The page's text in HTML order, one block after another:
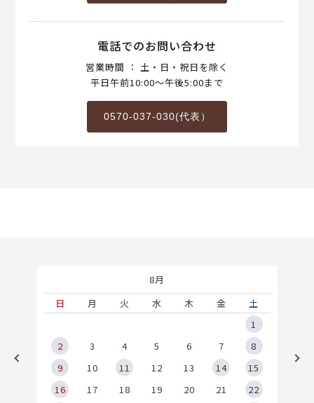
電話でのお問い合わせ
営業時間 ： 土・日・祝日を除く
平日午前10:00～午後5:00まで
0570-037-030(代表）
8月
日
月 火 水 木 金
土
1
2
3 4 5 6 7
8
9
10 11 12 13 14
15
16
17 18 19 20 21
22